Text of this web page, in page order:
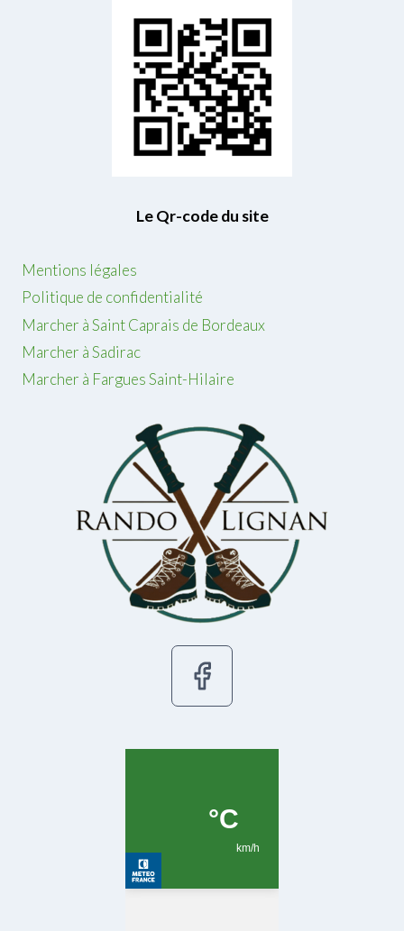
Le Qr-code du site
Mentions légales
Politique de confidentialité
Marcher à Saint Caprais de Bordeaux
Marcher à Sadirac
Marcher à Fargues Saint-Hilaire